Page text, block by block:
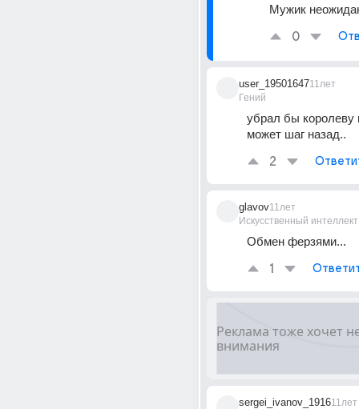
Мужик
0
user_19501647
Гений
11лет
убрал бы королеву
может шаг назад..
2
glavov
Искусственный интеллект
11лет
Обмен ферзями...
1
sergei_ivanov_191611лет